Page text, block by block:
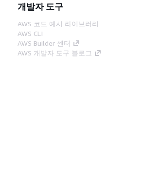
개발자 도구
AWS 코드 예시 라이브러리
AWS CLI
AWS Builder 센터
AWS 개발자 도구 블로그